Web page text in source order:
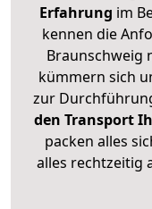
Erfahrung im
kennen die
Braunschweig
kümmern sich
zur
den Transport
packen alles
alles rechtzeitig